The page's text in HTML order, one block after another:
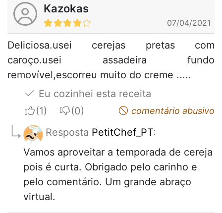
Kazokas
07/04/2021
Deliciosa.usei cerejas pretas com
caroço.usei assadeira fundo
removível,escorreu muito do creme .....
Eu cozinhei esta receita
I apreciateI do not appreciatecomentário abusivo
Resposta PetitChef_PT:
Vamos aproveitar a temporada de cereja
pois é curta. Obrigado pelo carinho e
pelo comentário. Um grande abraço
virtual.